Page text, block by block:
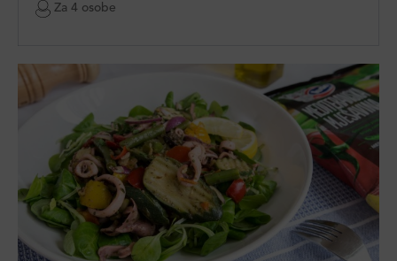
Za 4 osobe